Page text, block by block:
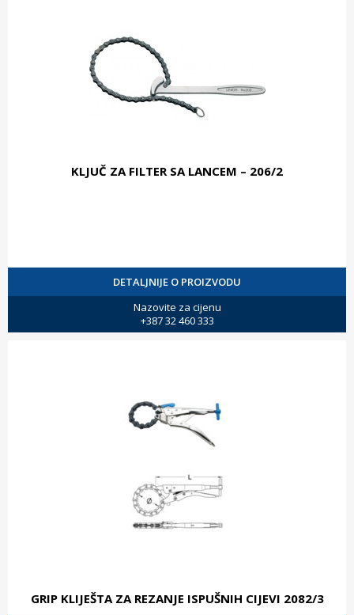
KLJUČ ZA FILTER SA LANCEM – 206/2
DETALJNIJE O PROIZVODU
Nazovite za cijenu
+387 32 460 333
GRIP KLIJEŠTA ZA REZANJE ISPUŠNIH CIJEVI 2082/3